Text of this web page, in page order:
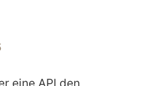
eine API den